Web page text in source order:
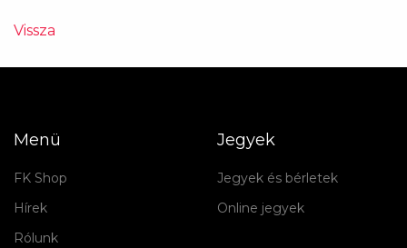
Vissza
Menü
FK Shop
Hírek
Rólunk
Jegyek
Jegyek és bérletek
Online jegyek